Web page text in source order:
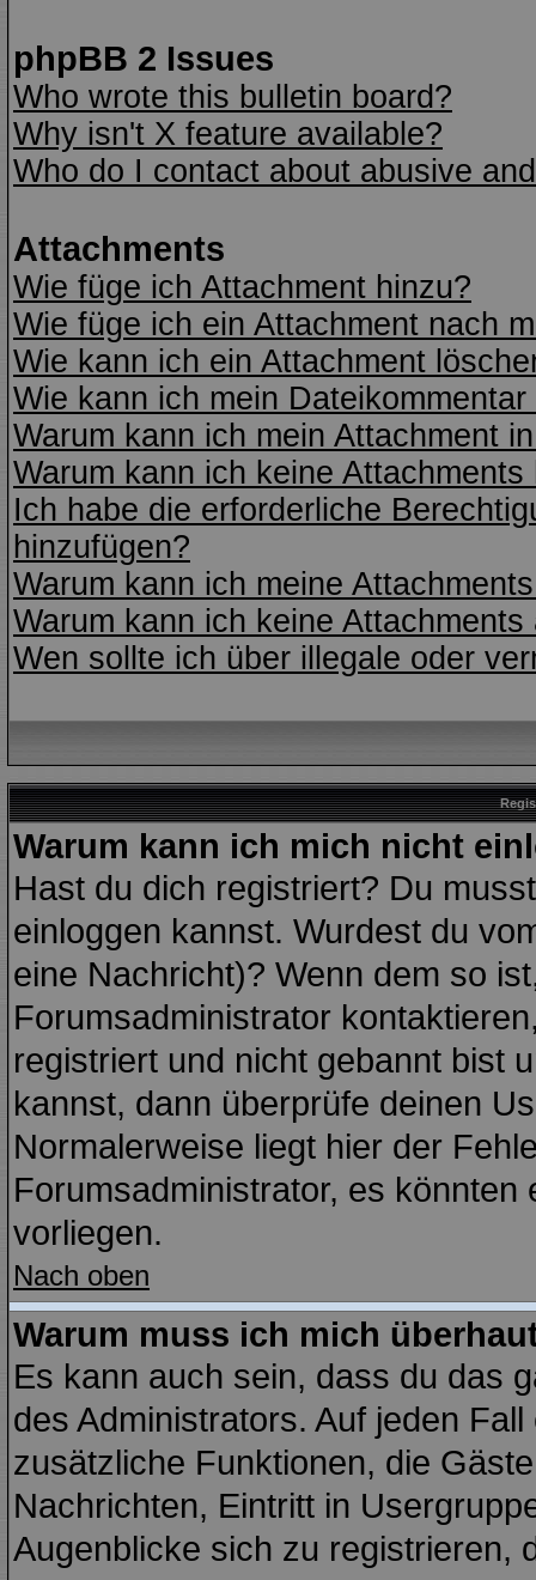
phpBB 2 Issues
Who wrote this bulletin board?
Why isn't X feature available?
Who do I contact about abusive
Attachments
Wie füge ich Attachment hinzu?
Wie füge ich ein Attachment nach
Wie kann ich ein Attachment
Wie kann ich mein
Warum kann ich mein Attachment
Warum kann ich keine Attachments
Ich habe die erforderliche
hinzufügen?
Warum kann ich meine
Warum kann ich keine
Wen sollte ich über illegale oder
Warum kann ich mich nicht
Hast du dich registriert? Du
einloggen kannst. Wurdest du
eine Nachricht)? Wenn dem so
Forumsadministrator
registriert und nicht gebannt bist
kannst, dann überprüfe deinen
Normalerweise liegt hier der
Forumsadministrator, es
vorliegen.
Nach oben
Warum muss ich mich
Es kann auch sein, dass du das
des Administrators. Auf jeden
zusätzliche Funktionen, die
Nachrichten, Eintritt in
Augenblicke sich zu registrieren,